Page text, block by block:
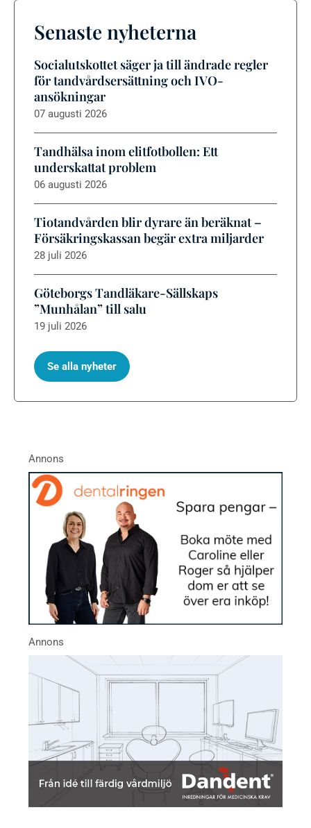
Senaste nyheterna
Socialutskottet säger ja till ändrade regler
för tandvårdsersättning och IVO-
ansökningar
07 augusti 2026
Tandhälsa inom elitfotbollen: Ett
underskattat problem
06 augusti 2026
Tiotandvården blir dyrare än beräknat –
Försäkringskassan begär extra miljarder
28 juli 2026
Göteborgs Tandläkare-Sällskaps
”Munhålan” till salu
19 juli 2026
Se alla nyheter